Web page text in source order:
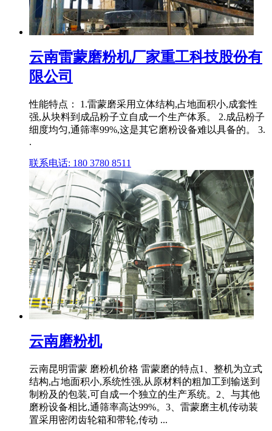
云南雷蒙磨粉机厂家重工科技股份有
限公司
性能特点： 1.雷蒙磨采用立体结构,占地面积小,成套性
强,从块料到成品粉子立自成一个生产体系。 2.成品粉子
细度均匀,通筛率99%,这是其它磨粉设备难以具备的。 3.
.
联系电话: 180 3780 8511
云南磨粉机
云南昆明雷蒙 磨粉机价格 雷蒙磨的特点1、整机为立式
结构,占地面积小,系统性强,从原材料的粗加工到输送到
制粉及的包装,可自成一个独立的生产系统。2、与其他
磨粉设备相比,通筛率高达99%。3、雷蒙磨主机传动装
置采用密闭齿轮箱和带轮,传动 ...